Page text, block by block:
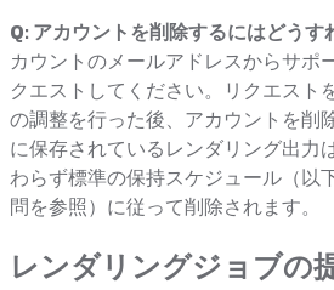
Q: アカウントを削除するにはどうす
カウントのメールアドレスからサポ
クエストしてください。リクエスト
の調整を行った後、アカウントを削
に保存されているレンダリング出力
わらず標準の保持スケジュール（以
問を参照）に従って削除されます。
レンダリングジョブの